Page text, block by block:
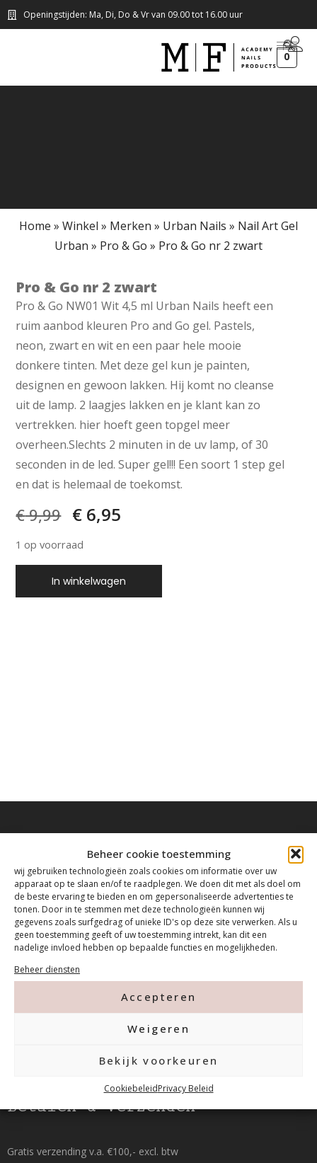
Beheer cookie toestemming
wij gebruiken technologieën zoals cookies om informatie over uw
apparaat op te slaan en/of te raadplegen. We doen dit met als doel om
de beste ervaring te bieden en om gepersonaliseerde advertenties te
tonen. Door in te stemmen met deze technologieën kunnen wij
gegevens zoals surfgedrag of unieke ID's op deze site verwerken. Als u
geen toestemming geeft of uw toestemming intrekt, kan dit een
nadelige invloed hebben op bepaalde functies en mogelijkheden.
Beheer diensten
Accepteren
Weigeren
Bekijk voorkeuren
CookiebeleidPrivacy Beleid
Openingstijden: Ma, Di, Do & Vr van 09.00 tot 16.00 uur
0
Home » Winkel » Merken » Urban Nails » Nail Art Gel
Urban » Pro & Go » Pro & Go nr 2 zwart
Pro & Go nr 2 zwart
Pro & Go NW01 Wit 4,5 ml Urban Nails heeft een
ruim aanbod kleuren Pro and Go gel. Pastels,
neon, zwart en wit en een paar hele mooie
donkere tinten. Met deze gel kun je painten,
designen en gewoon lakken. Hij komt no cleanse
uit de lamp. 2 laagjes lakken en je klant kan zo
vertrekken. hier hoeft geen topgel meer
overheen.Slechts 2 minuten in de uv lamp, of 30
seconden in de led. Super gel!!! Een soort 1 step gel
en dat is helemaal de toekomst.
€9,99 € 6,95
1 op voorraad
In winkelwagen
Contact
Tanthofdreef 7 2623 EW Delft
015-2120822
info@mfacademy.nl
Betalen & Verzenden
Gratis verzending v.a. €100,- excl. btw